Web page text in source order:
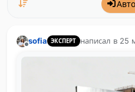
Не в сети
sofia ЭКСПЕРТ написал в 25